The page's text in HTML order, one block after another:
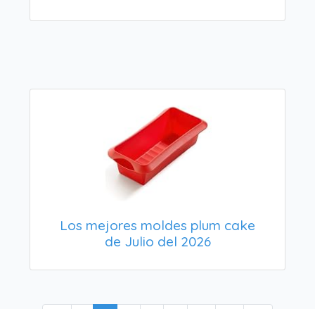
Los mejores moldes plum cake
de Julio del 2026